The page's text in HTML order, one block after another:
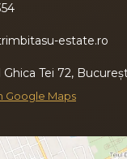
estate.ro
Ghica Tei 72,
Google Maps